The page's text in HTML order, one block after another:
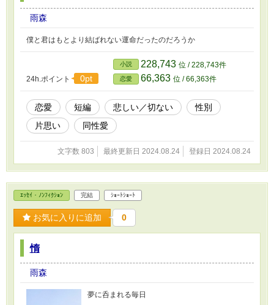
雨森
僕と君はもとより結ばれない運命だったのだろうか
24h.ポイント 0pt
小説 228,743 位 / 228,743件
恋愛 66,363 位 / 66,363件
恋愛 短編 悲しい／切ない
性別
片思い
同性愛
文字数 803 最終更新日 2024.08.24 登録日 2024.08.24
ｴｯｾｲ・ﾉﾝﾌｨｸｼｮﾝ 完結 ｼｮｰﾄｼｮｰﾄ
お気に入りに追加 0
惰
雨森
夢に呑まれる毎日